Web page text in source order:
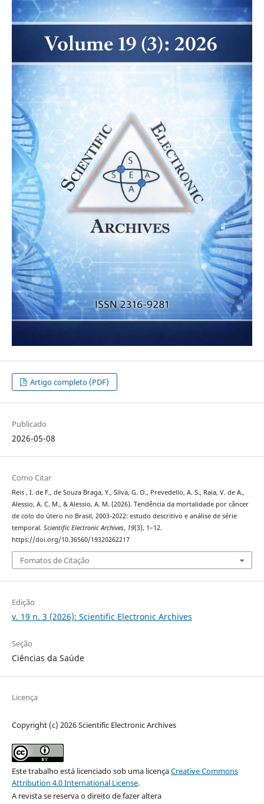
Artigo completo (PDF)
Publicado
2026-05-08
Como Citar
Reis , I. de F., de Souza Braga, Y., Silva, G. O., Prevedello, A. S., Raia, V. de A.,
Alessio, A. C. M., & Alessio, A. M. (2026). Tendência da mortalidade por câncer
de colo do útero no Brasil, 2003-2022: estudo descritivo e análise de série
temporal. Scientific Electronic Archives, 19(3), 1–12.
https://doi.org/10.36560/19320262217
Fomatos de Citação
Edição
v. 19 n. 3 (2026): Scientific Electronic Archives
Seção
Ciências da Saúde
Licença
Copyright (c) 2026 Scientific Electronic Archives
Este trabalho está licenciado sob uma licençaCreative Commons
Attribution 4.0 International License.
A revista se reserva o direito de fazer altera